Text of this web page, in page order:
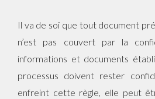
Il va de soi que tout document
n’est pas couvert par la
informations et documents
processus doivent rester
enfreint cette règle, elle peut